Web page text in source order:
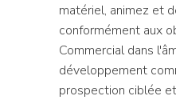
matériel, animez et
conformément aux
Commercial dans
développement
prospection ciblée